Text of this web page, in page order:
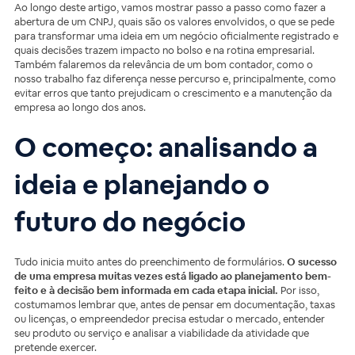
Ao longo deste artigo, vamos mostrar passo a passo como fazer a
abertura de um CNPJ, quais são os valores envolvidos, o que se pede
para transformar uma ideia em um negócio oficialmente registrado e
quais decisões trazem impacto no bolso e na rotina empresarial.
Também falaremos da relevância de um bom contador, como o
nosso trabalho faz diferença nesse percurso e, principalmente, como
evitar erros que tanto prejudicam o crescimento e a manutenção da
empresa ao longo dos anos.
O começo: analisando a
ideia e planejando o
futuro do negócio
Tudo inicia muito antes do preenchimento de formulários.O sucesso
de uma empresa muitas vezes está ligado ao planejamento bem-
feito e à decisão bem informada em cada etapa inicial. Por isso,
costumamos lembrar que, antes de pensar em documentação, taxas
ou licenças, o empreendedor precisa estudar o mercado, entender
seu produto ou serviço e analisar a viabilidade da atividade que
pretende exercer.